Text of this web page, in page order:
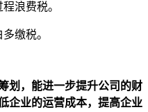
浪费税。
缴税。
划，能进一步提升公司的财
企业的运营成本，提高企业